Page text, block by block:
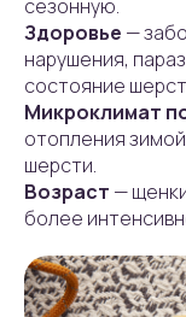
сезонную.
Здоровье —
нарушения,
состояние
Микроклимат
отопления
шерсти.
Возраст —
более